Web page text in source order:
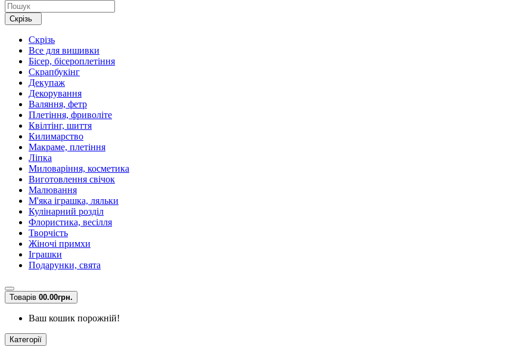
Скрізь
Скрізь
Все для вишивки
Бісер, бісероплетіння
Скрапбукінг
Декупаж
Декорування
Валяння, фетр
Плетіння, фриволіте
Квілтінг, шиття
Килимарство
Макраме, плетіння
Ліпка
Миловаріння, косметика
Виготовлення свічок
Малювання
М'яка іграшка, ляльки
Кулінарний розділ
Флористика, весілля
Творчість
Жіночі примхи
Іграшки
Подарунки, свята
Товарів 00.00грн.
Ваш кошик порожній!
Категорії